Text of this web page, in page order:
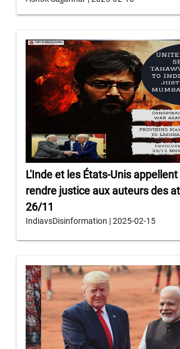
L'Inde et les États-Unis
rendre justice aux auteurs des
26/11
IndiavsDisinformation | 2025-02-15